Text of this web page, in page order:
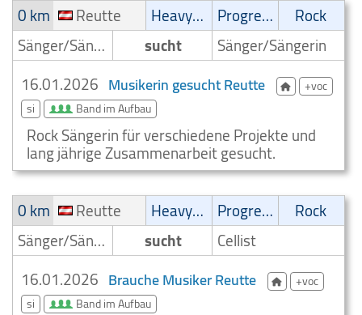
0 km
Reutte Heavy-Metal Progressive
Rock
Sänger/Sängerin
sucht
Sänger/Sängerin
16.01.2026 Musikerin gesucht Reutte
+voc
si
Band im Aufbau
Rock Sängerin für verschiedene Projekte und
lang jährige Zusammenarbeit gesucht.
0 km
Reutte Heavy-Metal Progressive
Rock
Sänger/Sängerin
sucht
Cellist
16.01.2026 Brauche Musiker Reutte
+voc
si
Band im Aufbau